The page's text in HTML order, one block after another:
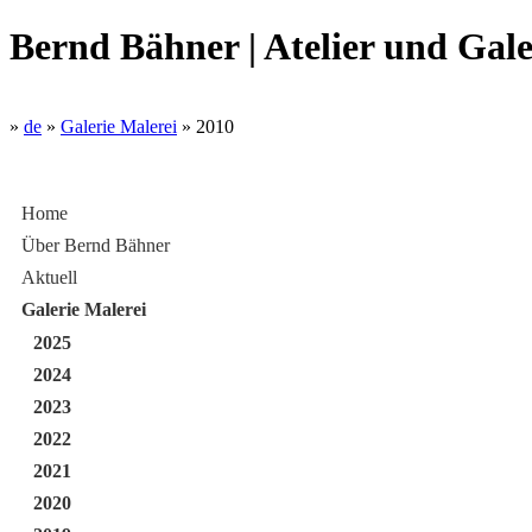
Bernd Bähner | Atelier und
» de » Galerie Malerei » 2010
Home
Über Bernd Bähner
Aktuell
Galerie Malerei
2025
2024
2023
2022
2021
2020